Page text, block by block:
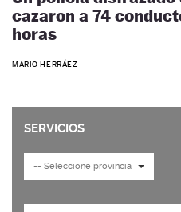
cazaron a 74
horas
MARIO HERRÁEZ